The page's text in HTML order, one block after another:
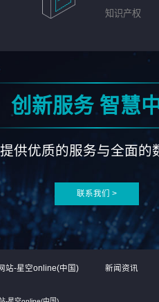
知识产权
创新服务 智慧
供优质的服务与全面
联系我们 >
站-星空online(中国) 新闻资讯